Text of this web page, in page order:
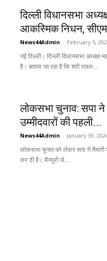
दिल्ली विधानसभा
आकस्मिक निधन,
News44Admin - February 5,
नई दिल्ली। दिल्ली विधानसभा
है। बताया जा रहा है कि श्री रावल...
लोकसभा चुनाव: सपा ने
उम्मीदवारों की पहली...
News44Admin - January 30,
लोकसभा चुनाव को लेकर सपा ने तैयारी
कर दी है। मैनपुरी से...